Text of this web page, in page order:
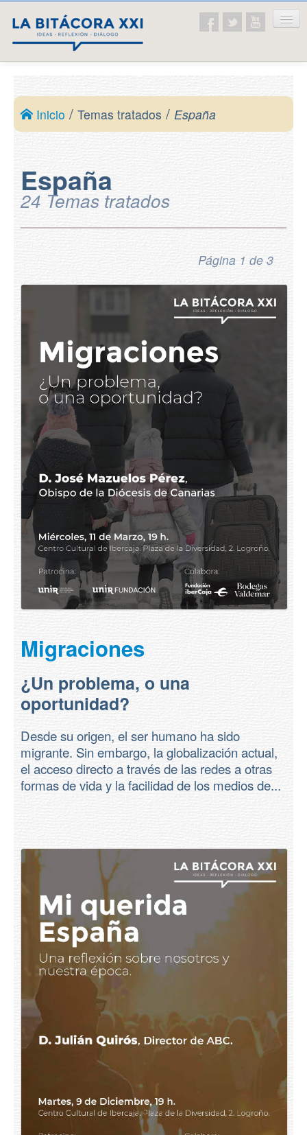
La asociación
Presentación
Temas tratados
Educación
Historia
Sociedad actual
Europa
Cristianismo
Mundo digital
Geopolítica
Democracia
Testimonios de vida
Todos los temas
Ponentes
Prensa
Colabora
Inicio / Temas tratados / España
España
24 Temas tratados
Página 1 de 3
Migraciones
¿Un problema, o una
oportunidad?
Desde su origen, el ser humano ha sido
migrante. Sin embargo, la globalización actual,
el acceso directo a través de las redes a otras
formas de vida y la facilidad de los medios de...